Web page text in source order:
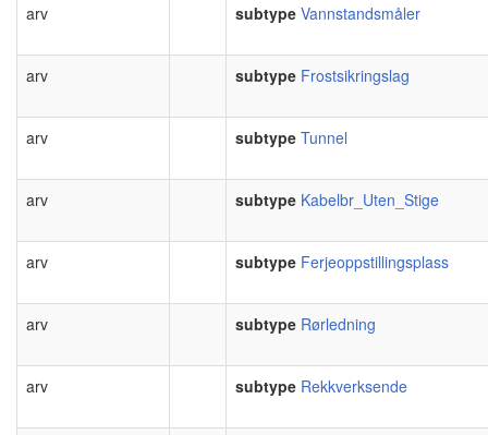
arv subtype Vannstandsmåler
arv subtype Frostsikringslag
arv subtype Tunnel
arv subtype Kabelbr_Uten_Stige
arv subtype Ferjeoppstillingsplass
arv subtype Rørledning
arv subtype Rekkverksende